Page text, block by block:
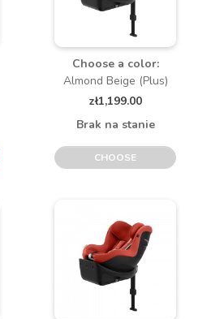
Choose a color:
Almond Beige (Plus)
zł1,199.00
Brak na stanie
CHOOSE